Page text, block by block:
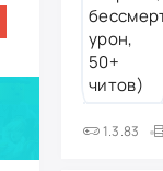
1.3.83